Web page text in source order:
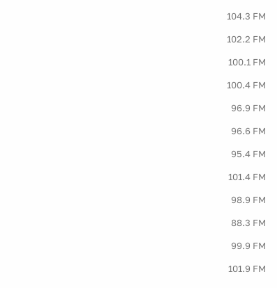
104.3 FM
102.2 FM
100.1 FM
100.4 FM
96.9 FM
96.6 FM
95.4 FM
101.4 FM
98.9 FM
88.3 FM
99.9 FM
101.9 FM